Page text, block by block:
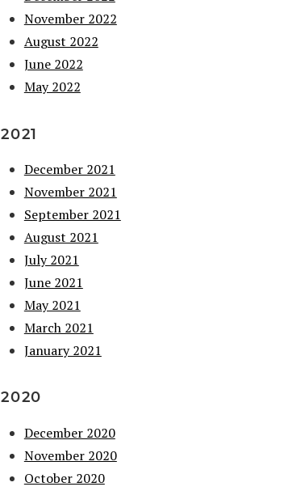
November 2022
August 2022
June 2022
May 2022
2021
December 2021
November 2021
September 2021
August 2021
July 2021
June 2021
May 2021
March 2021
January 2021
2020
December 2020
November 2020
October 2020